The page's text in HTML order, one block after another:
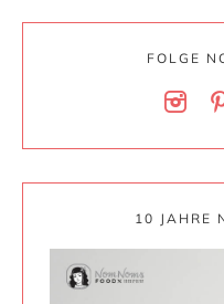
FOLGE
10 JAHRE